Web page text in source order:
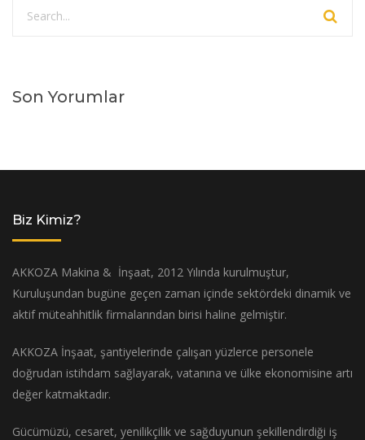
Son Yorumlar
Biz Kimiz?
AKKOZA Makina & İnşaat, 2012 Yılında kurulmuştur,
Kuruluşundan bugüne geçen zaman içinde sektördeki dinamik ve
aktif müteahhitlik firmalarından birisi haline gelmiştir.
AKKOZA İnşaat, şantiyelerinde çalışan yüzlerce personele
doğrudan istihdam sağlayarak, vatanına ve ülke ekonomisine artı
değer katmaktadır.
Gücümüzü, cesaret, yenilikçilik ve sağduyunun şekillendirdiği iş